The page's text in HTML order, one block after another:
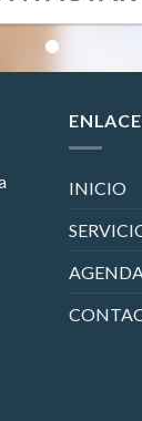
INICIO